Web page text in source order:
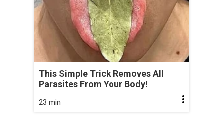
This Simple Trick Removes All
Parasites From Your Body!
23 min